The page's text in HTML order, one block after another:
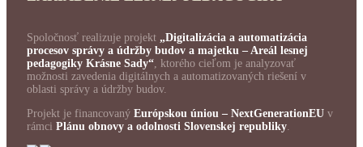
Spoločnosť realizuje projekt „Digitalizácia a automatizácia
procesov správy a údržby budov a majetku – Areál lesnej
pedagogiky Krásne Sady“, ktorého cieľom je analyzovať
možnosti zavedenia digitálnych a automatizovaných riešení v
oblasti správy a údržby budov.
Projekt je financovaný Európskou úniou – NextGenerationEU v
rámci Plánu obnovy a odolnosti Slovenskej republiky.